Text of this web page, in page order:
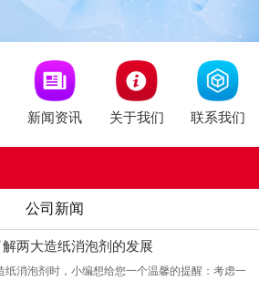
新闻资讯 关于我们 联系我们
公司新闻
两大造纸消泡剂的发展
纸消泡剂时，小编想给您一个温馨的提醒：考虑一